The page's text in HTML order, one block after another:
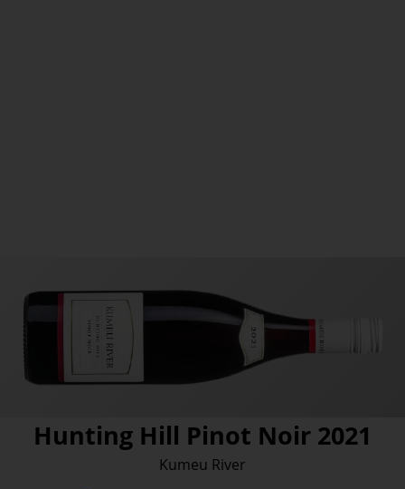
Hunting Hill Pinot Noir 2021
Kumeu River